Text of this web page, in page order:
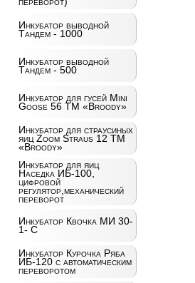
Инкубатор выводной
Тандем - 1000
Инкубатор выводной
Тандем - 500
Инкубатор для гусей Mini
Goose 56 ТМ «Broody»
Инкубатор для страусиных
яиц Zoom Straus 12 ТМ
«Broody»
Инкубатор для яиц
Наседка ИБ-100,
цифровой
регулятор,механический
переворот
Инкубатор Квочка МИ 30-
1- С
Инкубатор Курочка Ряба
ИБ-120 с автоматическим
переворотом